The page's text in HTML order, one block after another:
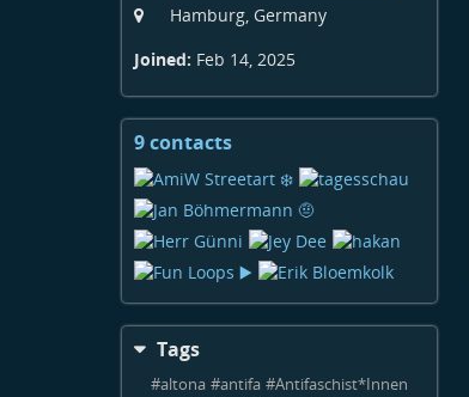
Hamburg, Germany
Joined: Feb 14, 2025
9 contactsView
Tags
#altona #antifa #Antifaschist*Innen